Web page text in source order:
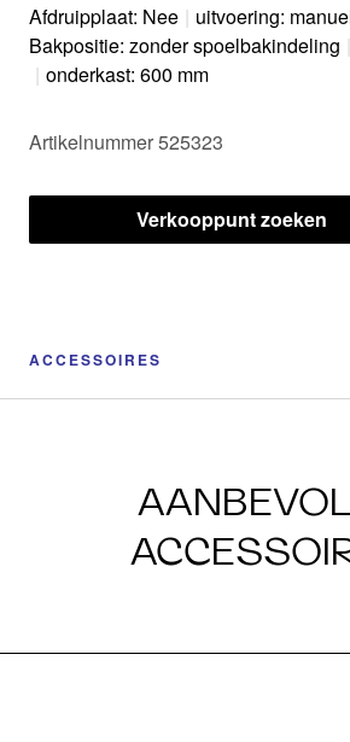
Afdruipplaat: Nee | uitvoering:
Bakpositie: zonder spoelbakindeling |
| onderkast: 600 mm
Artikelnummer 525323
Verkooppunt zoeken
ACCESSOIRES